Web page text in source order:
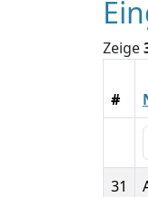
Zeige
#
31